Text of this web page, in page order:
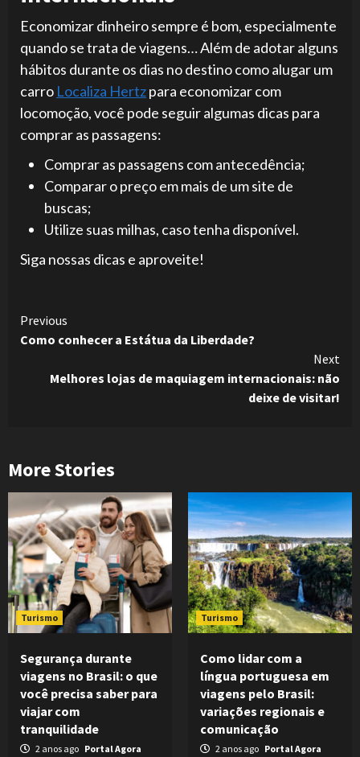
Economizar dinheiro sempre é bom, especialmente
quando se trata de viagens… Além de adotar alguns
hábitos durante os dias no destino como alugar um
carro Localiza Hertzpara economizar com
locomoção, você pode seguir algumas dicas para
comprar as passagens:
Comprar as passagens com antecedência;
Comparar o preço em mais de um site de
buscas;
Utilize suas milhas, caso tenha disponível.
Siga nossas dicas e aproveite!
Continue
Reading
Previous
Como conhecer a Estátua da Liberdade?
Next
Melhores lojas de maquiagem internacionais: não
deixe de visitar!
More Stories
Turismo
Segurança durante
viagens no Brasil: o que
você precisa saber para
viajar com
tranquilidade
2 anos ago Portal Agora
Turismo
Como lidar com a
língua portuguesa em
viagens pelo Brasil:
variações regionais e
comunicação
2 anos ago Portal Agora